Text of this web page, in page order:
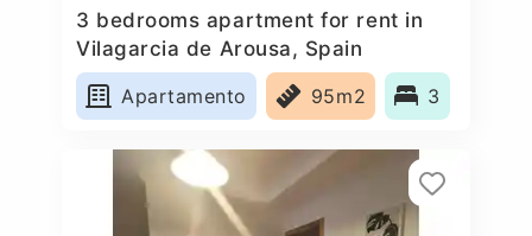
3 bedrooms apartment for rent in
Vilagarcia de Arousa, Spain
Apartamento
95m2 3